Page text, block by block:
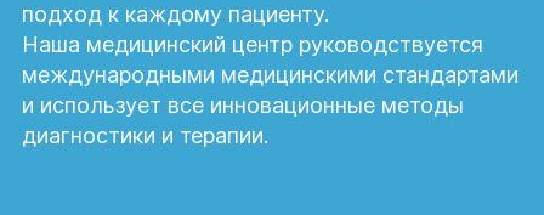
Можно ли сочетать
абдоминопластику с
другими операциями?
подход к каждому пациенту.
Наша медицинский центр руководствуется
международными медицинскими стандартами
и использует все инновационные методы
диагностики и терапии.